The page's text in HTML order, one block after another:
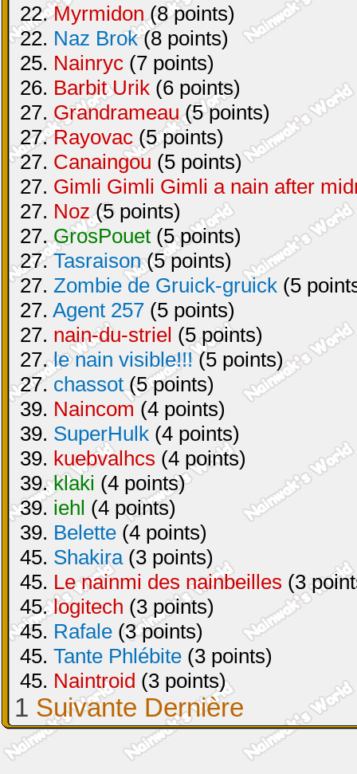
22.Myrmidon(8 points)
22. Naz Brok(8 points)
25. Nainryc (7 points)
26. Barbit Urik (6 points)
27. Grandrameau(5 points)
27.Rayovac (5 points)
27. Canaingou (5 points)
27. Gimli Gimli Gimli a nain after
27. Noz(5 points)
27.GrosPouet (5 points)
27.Tasraison(5 points)
27. Zombie de Gruick-gruick (5
27. Agent 257 (5 points)
27. nain-du-striel (5 points)
27.le nain visible!!!(5 points)
27.chassot(5 points)
39. Naincom (4 points)
39. SuperHulk (4 points)
39. kuebvalhcs (4 points)
39.klaki (4 points)
39. iehl (4 points)
39. Belette (4 points)
45. Shakira(3 points)
45. Le nainmi des nainbeilles (3
45.logitech (3 points)
45. Rafale (3 points)
45. Tante Phlébite (3 points)
45. Naintroid (3 points)
1 Suivante Dernière